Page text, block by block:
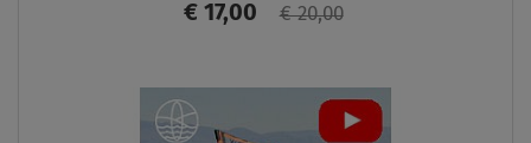
€ 17,00 € 20,00
ANZEIGEN